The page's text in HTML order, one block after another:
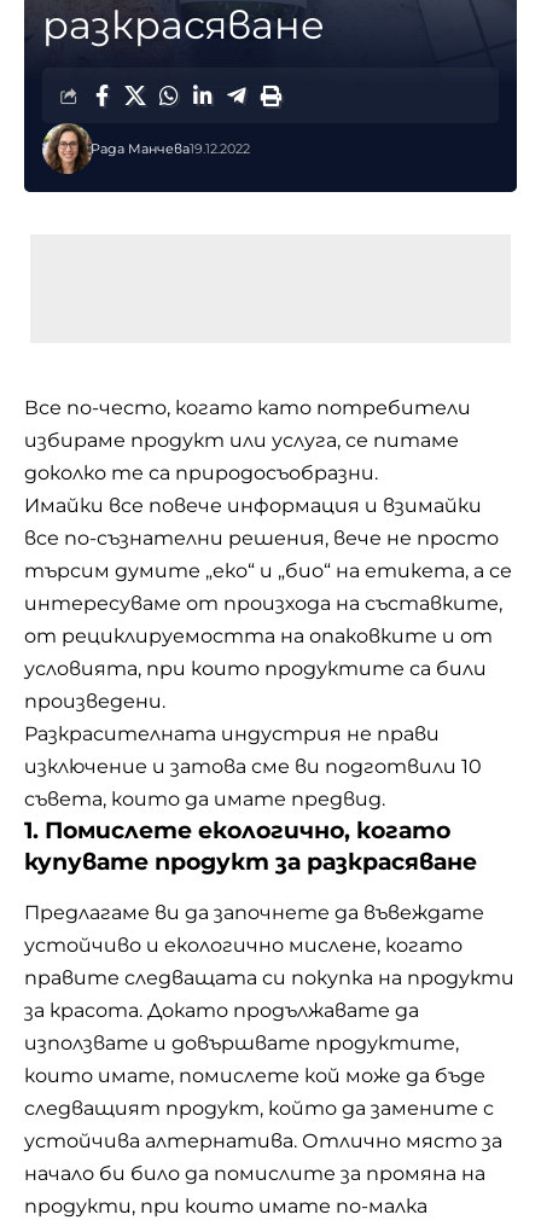
разкрасяване
Рада Манчева19.12.2022
Все по-често, когато като потребители
избираме продукт или услуга, се питаме
доколко те са природосъобразни.
Имайки все повече информация и взимайки
все по-съзнателни решения, вече не просто
търсим думите „еко“ и „био“ на етикета, а се
интересуваме от произхода на съставките,
от рециклируемостта на опаковките и от
условията, при които продуктите са били
произведени.
Разкрасителната индустрия не прави
изключение и затова сме ви подготвили 10
съвета, които да имате предвид.
1. Помислете екологично, когато
купувате продукт за разкрасяване
Предлагаме ви да започнете да въвеждате
устойчиво и екологично мислене, когато
правите следващата си покупка на продукти
за красота. Докато продължавате да
използвате и довършвате продуктите,
които имате, помислете кой може да бъде
следващият продукт, който да замените с
устойчива алтернатива. Отлично място за
начало би било да помислите за промяна на
продукти, при които имате по-малка